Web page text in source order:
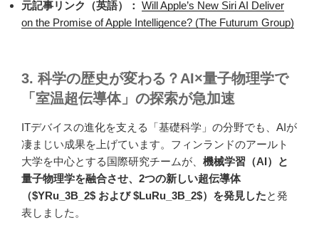
元記事リンク（英語）： Will Apple’s New Siri AI Deliver
on the Promise of Apple Intelligence? (The Futurum Group)
3. 科学の歴史が変わる？AI×量子物理学で
「室温超伝導体」の探索が急加速
ITデバイスの進化を支える「基礎科学」の分野でも、AIが
凄まじい成果を上げています。フィンランドのアールト
大学を中心とする国際研究チームが、 機械学習（AI）と
量子物理学を融合させ、2つの新しい超伝導体
（$YRu_3B_2$ および $LuRu_3B_2$）を発見したと発
表しました。